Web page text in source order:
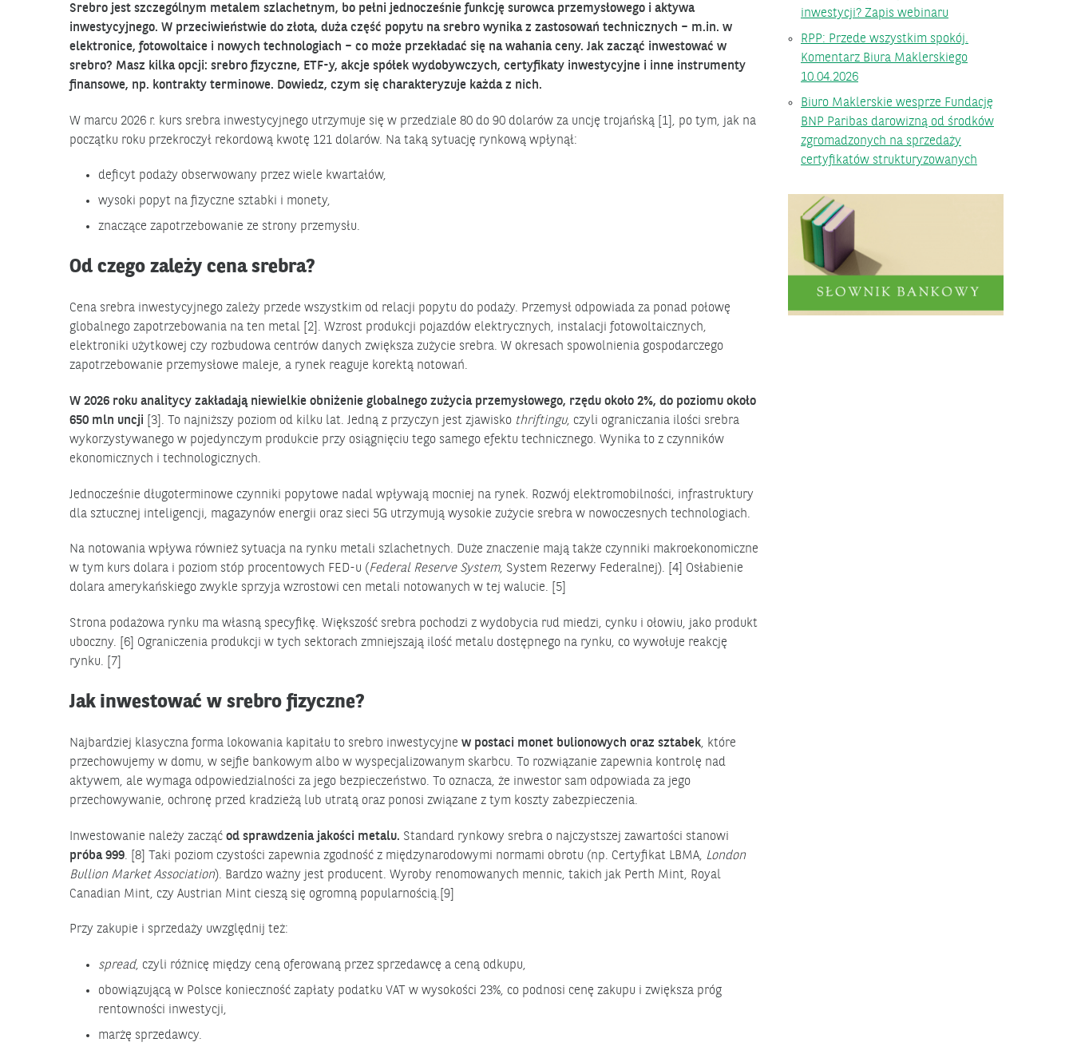
Srebro jest szczególnym metalem szlachetnym, bo pełni jednocześnie funkcję surowca przemysłowego i aktywa
inwestycyjnego. W przeciwieństwie do złota, duża część popytu na srebro wynika z zastosowań technicznych – m.in. w
elektronice, fotowoltaice i nowych technologiach – co może przekładać się na wahania ceny. Jak zacząć inwestować w
srebro? Masz kilka opcji: srebro fizyczne, ETF-y, akcje spółek wydobywczych, certyfikaty inwestycyjne i inne instrumenty
finansowe, np. kontrakty terminowe. Dowiedz, czym się charakteryzuje każda z nich.
W marcu 2026 r. kurs srebra inwestycyjnego utrzymuje się w przedziale 80 do 90 dolarów za uncję trojańską [1], po tym, jak na
początku roku przekroczył rekordową kwotę 121 dolarów. Na taką sytuację rynkową wpłynął:
deficyt podaży obserwowany przez wiele kwartałów,
wysoki popyt na fizyczne sztabki i monety,
znaczące zapotrzebowanie ze strony przemysłu.
Od czego zależy cena srebra?
Cena srebra inwestycyjnego zależy przede wszystkim od relacji popytu do podaży. Przemysł odpowiada za ponad połowę
globalnego zapotrzebowania na ten metal [2]. Wzrost produkcji pojazdów elektrycznych, instalacji fotowoltaicznych,
elektroniki użytkowej czy rozbudowa centrów danych zwiększa zużycie srebra. W okresach spowolnienia gospodarczego
zapotrzebowanie przemysłowe maleje, a rynek reaguje korektą notowań.
W 2026 roku analitycy zakładają niewielkie obniżenie globalnego zużycia przemysłowego, rzędu około 2%, do poziomu około
650 mln uncji [3]. To najniższy poziom od kilku lat. Jedną z przyczyn jest zjawisko thriftingu, czyli ograniczania ilości srebra
wykorzystywanego w pojedynczym produkcie przy osiągnięciu tego samego efektu technicznego. Wynika to z czynników
ekonomicznych i technologicznych.
Jednocześnie długoterminowe czynniki popytowe nadal wpływają mocniej na rynek. Rozwój elektromobilności, infrastruktury
dla sztucznej inteligencji, magazynów energii oraz sieci 5G utrzymują wysokie zużycie srebra w nowoczesnych technologiach.
Na notowania wpływa również sytuacja na rynku metali szlachetnych. Duże znaczenie mają także czynniki makroekonomiczne
w tym kurs dolara i poziom stóp procentowych FED-u (Federal Reserve System, System Rezerwy Federalnej). [4] Osłabienie
dolara amerykańskiego zwykle sprzyja wzrostowi cen metali notowanych w tej walucie. [5]
Strona podażowa rynku ma własną specyfikę. Większość srebra pochodzi z wydobycia rud miedzi, cynku i ołowiu, jako produkt
uboczny. [6] Ograniczenia produkcji w tych sektorach zmniejszają ilość metalu dostępnego na rynku, co wywołuje reakcję
rynku. [7]
Jak inwestować w srebro fizyczne?
Najbardziej klasyczna forma lokowania kapitału to srebro inwestycyjne w postaci monet bulionowych oraz sztabek, które
przechowujemy w domu, w sejfie bankowym albo w wyspecjalizowanym skarbcu. To rozwiązanie zapewnia kontrolę nad
aktywem, ale wymaga odpowiedzialności za jego bezpieczeństwo. To oznacza, że inwestor sam odpowiada za jego
przechowywanie, ochronę przed kradzieżą lub utratą oraz ponosi związane z tym koszty zabezpieczenia.
Inwestowanie należy zacząć od sprawdzenia jakości metalu. Standard rynkowy srebra o najczystszej zawartości stanowi
próba 999. [8] Taki poziom czystości zapewnia zgodność z międzynarodowymi normami obrotu (np. Certyfikat LBMA, London
Bullion Market Association). Bardzo ważny jest producent. Wyroby renomowanych mennic, takich jak Perth Mint, Royal
Canadian Mint, czy Austrian Mint cieszą się ogromną popularnością.[9]
Przy zakupie i sprzedaży uwzględnij też:
spread, czyli różnicę między ceną oferowaną przez sprzedawcę a ceną odkupu,
obowiązującą w Polsce konieczność zapłaty podatku VAT w wysokości 23%, co podnosi cenę zakupu i zwiększa próg
rentowności inwestycji,
marżę sprzedawcy.
inwestycji? Zapis webinaru
RPP: Przede wszystkim spokój.
Komentarz Biura Maklerskiego
10.04.2026
Biuro Maklerskie wesprze Fundację
BNP Paribas darowizną od środków
zgromadzonych na sprzedaży
certyfikatów strukturyzowanych